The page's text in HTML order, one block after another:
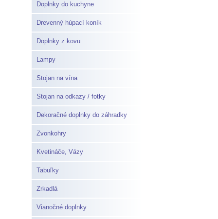
Doplnky do kuchyne
Drevenný húpací koník
Doplnky z kovu
Lampy
Stojan na vína
Stojan na odkazy / fotky
Dekoračné doplnky do záhradky
Zvonkohry
Kvetináče, Vázy
Tabuľky
Zrkadlá
Vianočné doplnky